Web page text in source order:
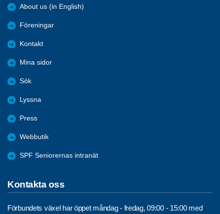
About us (in English)
Föreningar
Kontakt
Mina sidor
Sök
Lyssna
Press
Webbutik
SPF Seniorernas intranät
Kontakta oss
Förbundets växel har öppet måndag - fredag, 09:00 - 15:00 med